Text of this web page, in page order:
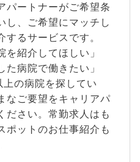
パートナーがご希望条
し、ご希望にマッチし
るサービスです。
を紹介してほしい」
た病院で働きたい」
上の病院を探してい
なご要望をキャリアパ
ださい。常勤求人はも
ポットのお仕事紹介も